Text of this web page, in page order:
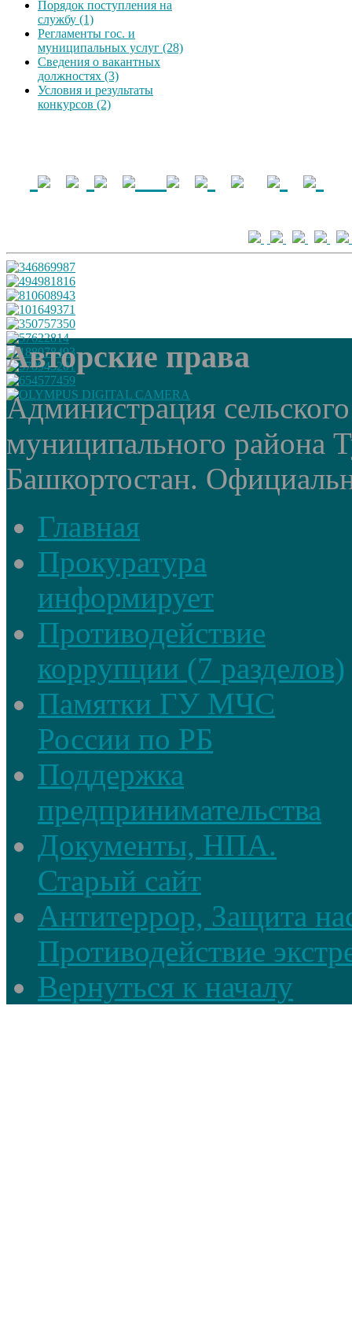
Порядок поступления на
службу (1)
Регламенты гос. и
муниципальных услуг (28)
Сведения о вакантных
должностях (3)
Условия и результаты
конкурсов (2)
Авторские права
Администрация
муниципального района
Башкортостан.
Главная
Прокуратура
информирует
Противодействие
коррупции (7 разделов)
Памятки ГУ МЧС
России по РБ
Поддержка
предпринимательства
Документы, НПА.
Старый сайт
Антитеррор, Защита
Противодействие
Вернуться к началу